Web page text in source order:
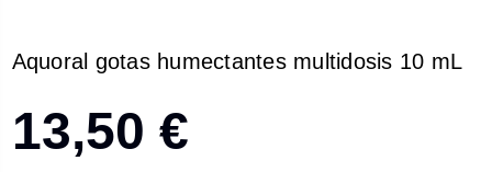
Aquoral gotas humectantes multidosis 10 mL
13,50 €